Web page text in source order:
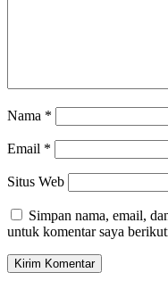
Nama *
Email *
Situs Web
Simpan nama, email,
untuk komentar saya